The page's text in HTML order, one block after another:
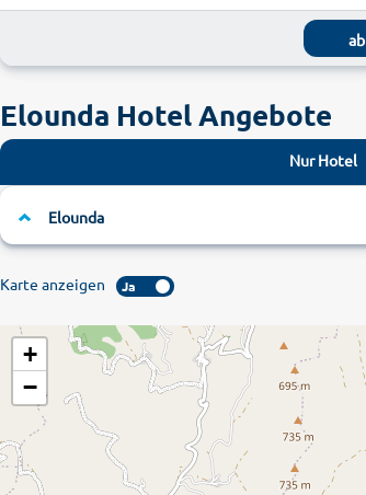
ab
Elounda Hotel Angebote
Nur Hotel
Elounda
Karte anzeigen Ja
+
−